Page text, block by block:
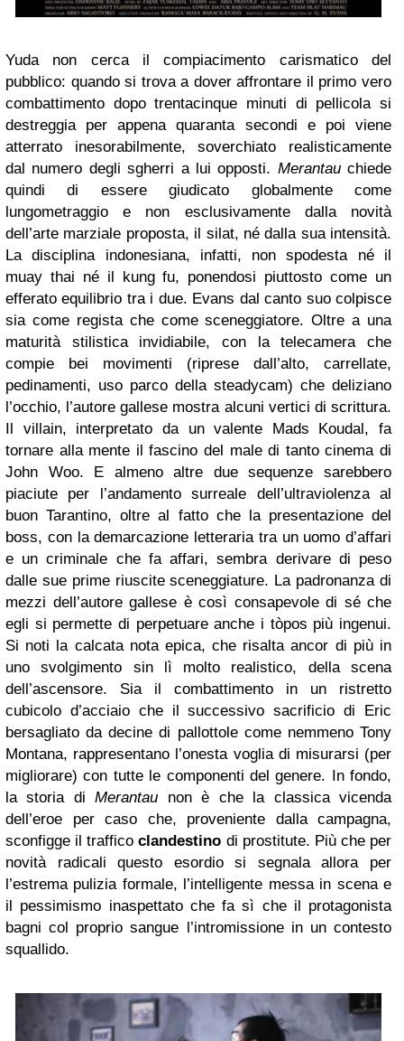
Yuda non cerca il compiacimento carismatico del
pubblico: quando si trova a dover affrontare il primo vero
combattimento dopo trentacinque minuti di pellicola si
destreggia per appena quaranta secondi e poi viene
atterrato inesorabilmente, soverchiato realisticamente
dal numero degli sgherri a lui opposti. Merantauchiede
quindi di essere giudicato globalmente come
lungometraggio e non esclusivamente dalla novità
dell’arte marziale proposta, il silat, né dalla sua intensità.
La disciplina indonesiana, infatti, non spodesta né il
muay thai né il kung fu, ponendosi piuttosto come un
efferato equilibrio tra i due. Evans dal canto suo colpisce
sia come regista che come sceneggiatore. Oltre a una
maturità stilistica invidiabile, con la telecamera che
compie bei movimenti (riprese dall’alto, carrellate,
pedinamenti, uso parco della steadycam) che deliziano
l’occhio, l’autore gallese mostra alcuni vertici di scrittura.
Il villain, interpretato da un valente Mads Koudal, fa
tornare alla mente il fascino del male di tanto cinema di
John Woo. E almeno altre due sequenze sarebbero
piaciute per l’andamento surreale dell’ultraviolenza al
buon Tarantino, oltre al fatto che la presentazione del
boss, con la demarcazione letteraria tra un uomo d’affari
e un criminale che fa affari, sembra derivare di peso
dalle sue prime riuscite sceneggiature. La padronanza di
mezzi dell’autore gallese è così consapevole di sé che
egli si permette di perpetuare anche i tòpos più ingenui.
Si noti la calcata nota epica, che risalta ancor di più in
uno svolgimento sin lì molto realistico, della scena
dell’ascensore. Sia il combattimento in un ristretto
cubicolo d’acciaio che il successivo sacrificio di Eric
bersagliato da decine di pallottole come nemmeno Tony
Montana, rappresentano l’onesta voglia di misurarsi (per
migliorare) con tutte le componenti del genere. In fondo,
la storia diMerantau non è che la classica vicenda
dell’eroe per caso che, proveniente dalla campagna,
sconfigge il trafficoclandestino di prostitute. Più che per
novità radicali questo esordio si segnala allora per
l’estrema pulizia formale, l’intelligente messa in scena e
il pessimismo inaspettato che fa sì che il protagonista
bagni col proprio sangue l’intromissione in un contesto
squallido.